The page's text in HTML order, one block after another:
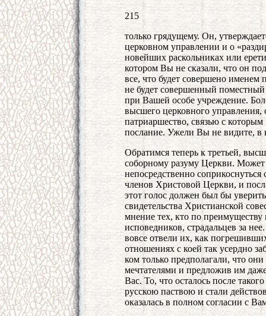
215
только грядущему. Он,
церковном управлении и о
новейших раскольниках или
котором Вы не сказали, что он
все, что будет совершено именем
не будет совершенный
при Вашей особе учреждение.
высшего церковного
патриаршество, связью с
послание. Ужели Вы не видите, в
Обратимся теперь к третьей,
соборному разуму Церкви. Может
непосредственно
членов Христовой Церкви, и
этот голос должен был бы
свидетельства Христианской
мнение тех, кто по преимуществу
исповедников, страдальцев за
вовсе отвели их, как
отношениях с коей так усердно
ком только предполагали, что
мечтателями и предложив им
Вас. То, что осталось после
русскою паствою и стали
оказалась в полном согласии с